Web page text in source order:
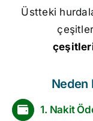
Üstteki
Neden
1. Nakit